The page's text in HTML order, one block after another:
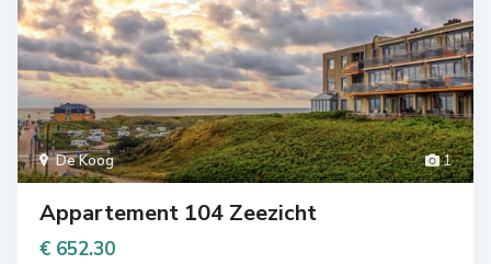
1
De Koog
Appartement 104 Zeezicht
€ 652.30